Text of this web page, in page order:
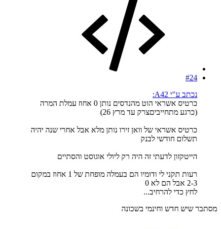
#24
נכתב ע"י A42:
כרטיס אשראי הוט מהנדסים נותן 0 אחוז עמלת המרה
(כרגע מתחייביםצרק עד מרץ 26)
כרטיס אשראי של וואן זירו נותן מלא אבל אחרי שנה יהיה
תשלום חודשי לבנק
הייטקזון לדעתי זה היה רק ליולי אוגוסט והסתיים
רעות תקני לי ודומיו הם בעמלה מופחת של 1 אחוז במקום
2-3 אבל הם לא 0
לחץ כדי להרחיב...
מסתבר שיש חדש וחינמי בשכונה